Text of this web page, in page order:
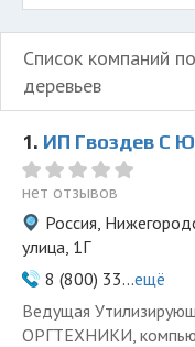
Список компаний
деревьев
1. ИП Гвоздев С Ю -
нет отзывов
Россия,
улица, 1Г
8 (800) 33...ещё
Ведущая
ОРГТЕХНИКИ,